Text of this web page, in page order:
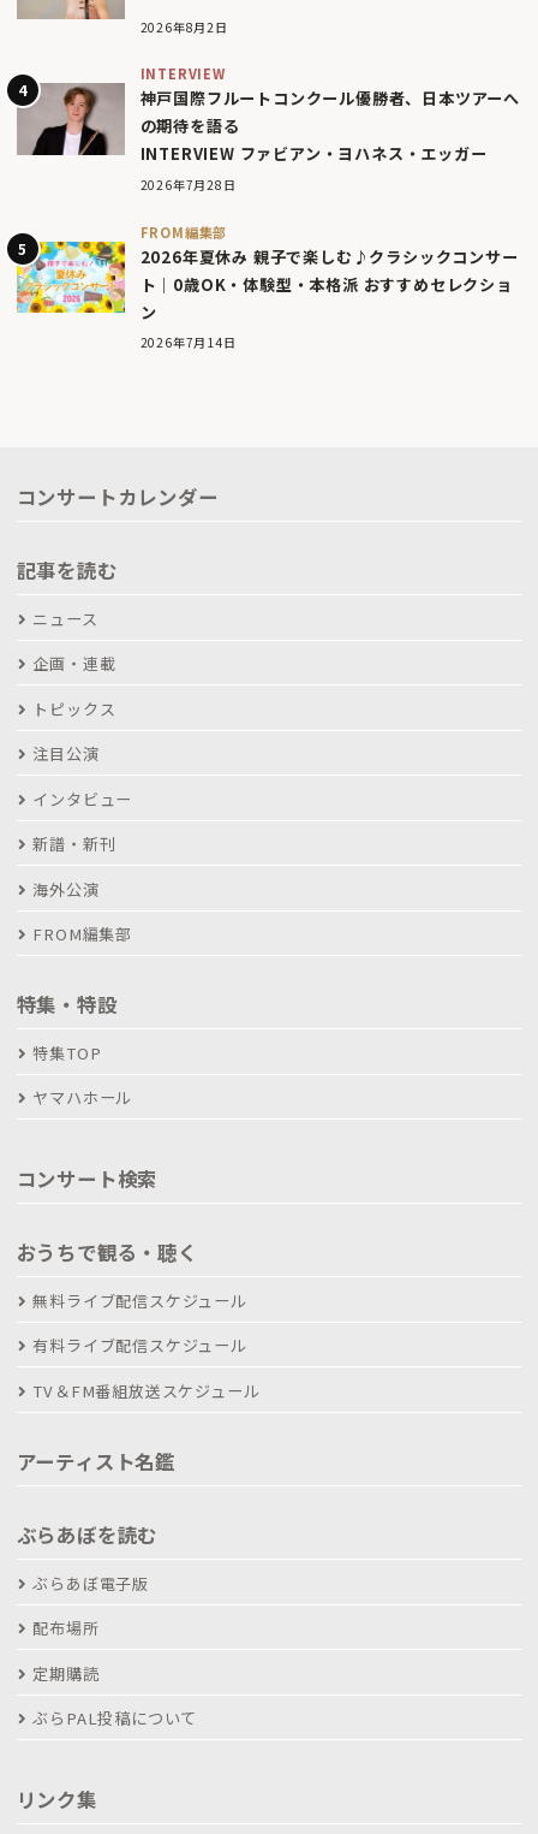
2026年8月2日
INTERVIEW
神戸国際フルートコンクール優勝者、日本ツアーへ
の期待を語る
INTERVIEW ファビアン・ヨハネス・エッガー
2026年7月28日
FROM編集部
2026年夏休み 親子で楽しむ♪クラシックコンサー
ト｜0歳OK・体験型・本格派 おすすめセレクショ
ン
2026年7月14日
コンサートカレンダー
記事を読む
ニュース
企画・連載
トピックス
注目公演
インタビュー
新譜・新刊
海外公演
FROM編集部
特集・特設
特集TOP
ヤマハホール
コンサート検索
おうちで観る・聴く
無料ライブ配信スケジュール
有料ライブ配信スケジュール
TV＆FM番組放送スケジュール
アーティスト名鑑
ぶらあぼを読む
ぶらあぼ電子版
配布場所
定期購読
ぶらPAL投稿について
リンク集